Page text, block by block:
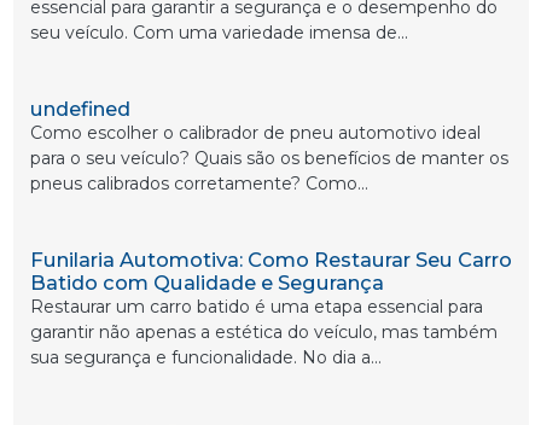
essencial para garantir a segurança e o desempenho do
seu veículo. Com uma variedade imensa de...
undefined
Como escolher o calibrador de pneu automotivo ideal
para o seu veículo? Quais são os benefícios de manter os
pneus calibrados corretamente? Como...
Funilaria Automotiva: Como Restaurar Seu Carro
Batido com Qualidade e Segurança
Restaurar um carro batido é uma etapa essencial para
garantir não apenas a estética do veículo, mas também
sua segurança e funcionalidade. No dia a...